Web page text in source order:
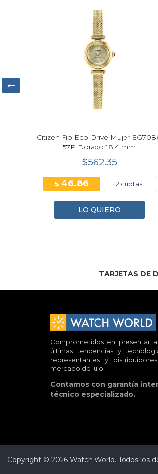
Citizen Fio Eco-Drive Mujer
57P Dorado 18.4 mm
$562.35
$ 46.86 12 cuotas
LO QUIERO
TARJETAS DE
Comprometidos en presentar
últimas tendencias y
representantes y
mercado de lujo.
Contamos con garantía
técnico especializado.
Copyright © 2026 Watch World. Todos los